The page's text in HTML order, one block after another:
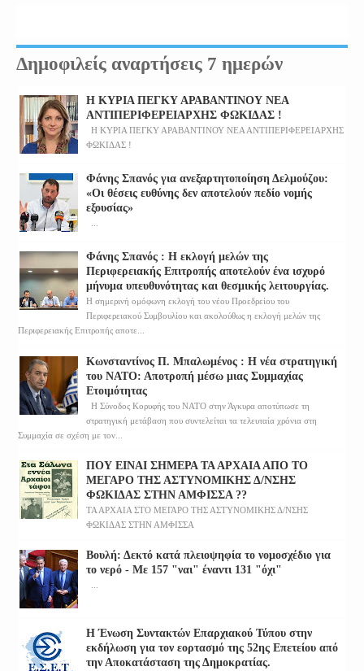
Δημοφιλείς αναρτήσεις 7 ημερών
Η ΚΥΡΙΑ ΠΕΓΚΥ ΑΡΑΒΑΝΤΙΝΟΥ ΝΕΑ
ΑΝΤΙΠΕΡΙΦΕΡΕΙΑΡΧΗΣ ΦΩΚΙΔΑΣ !
Η ΚΥΡΙΑ ΠΕΓΚΥ ΑΡΑΒΑΝΤΙΝΟΥ ΝΕΑ ΑΝΤΙΠΕΡΙΦΕΡΕΙΑΡΧΗΣ
ΦΩΚΙΔΑΣ !
Φάνης Σπανός για ανεξαρτητοποίηση Δελμούζου:
«Οι θέσεις ευθύνης δεν αποτελούν πεδίο νομής
εξουσίας»
Φάνης Σπανός : Η εκλογή μελών της
Περιφερειακής Επιτροπής αποτελούν ένα ισχυρό
μήνυμα υπευθυνότητας και θεσμικής λειτουργίας.
Η σημερινή ομόφωνη εκλογή του νέου Προεδρείου του
Περιφερειακού Συμβουλίου και ακολούθως η εκλογή μελών της
Περιφερειακής Επιτροπής αποτε...
Κωνσταντίνος Π. Μπαλωμένος : Η νέα στρατηγική
του ΝΑΤΟ: Αποτροπή μέσω μιας Συμμαχίας
Ετοιμότητας
Η Σύνοδος Κορυφής του ΝΑΤΟ στην Άγκυρα αποτύπωσε τη
στρατηγική μετάβαση που συντελείται τα τελευταία χρόνια στη
Συμμαχία σε σχέση με τον...
ΠΟΥ ΕΙΝΑΙ ΣΗΜΕΡΑ ΤΑ ΑΡΧΑΙΑ ΑΠΟ ΤΟ
ΜΕΓΑΡΟ ΤΗΣ ΑΣΤΥΝΟΜΙΚΗΣ Δ/ΝΣΗΣ
ΦΩΚΙΔΑΣ ΣΤΗΝ ΑΜΦΙΣΣΑ ??
ΤΑ ΑΡΧΑΙΑ ΣΤΟ ΜΕΓΑΡΟ ΤΗΣ ΑΣΤΥΝΟΜΙΚΗΣ Δ/ΝΣΗΣ
ΦΩΚΙΔΑΣ ΣΤΗΝ ΑΜΦΙΣΣΑ
Βουλή: Δεκτό κατά πλειοψηφία το νομοσχέδιο για
το νερό - Με 157 "ναι" έναντι 131 "όχι"
Η Ένωση Συντακτών Επαρχιακού Τύπου στην
εκδήλωση για τον εορτασμό της 52ης Επετείου από
την Αποκατάσταση της Δημοκρατίας.